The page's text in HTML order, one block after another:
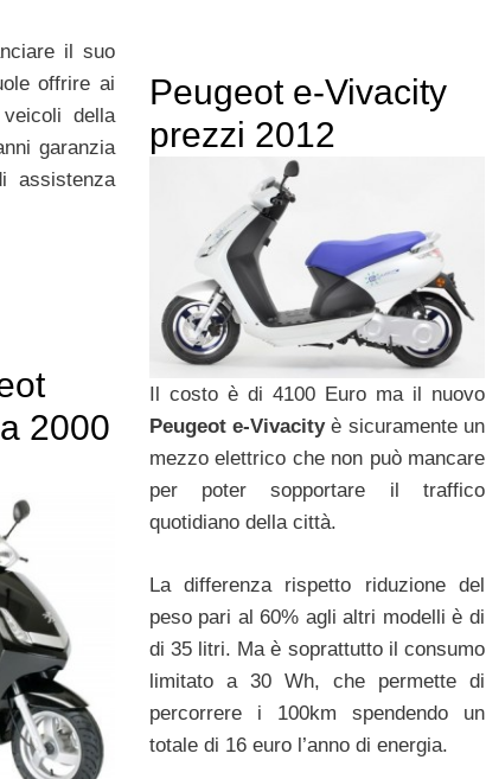
il suo
offrire ai
della
garanzia
assistenza
Peugeot e-Vivacity
prezzi 2012
Il costo è di 4100 Euro ma il nuovo
Peugeot e-Vivacityè sicuramente un
mezzo elettrico che non può mancare
per poter sopportare il traffico
quotidiano della città.
La differenza rispetto riduzione del
peso pari al 60% agli altri modelli è di
di 35 litri. Ma è soprattutto il consumo
limitato a 30 Wh, che permette di
percorrere i 100km spendendo un
totale di 16 euro l’anno di energia.
2000